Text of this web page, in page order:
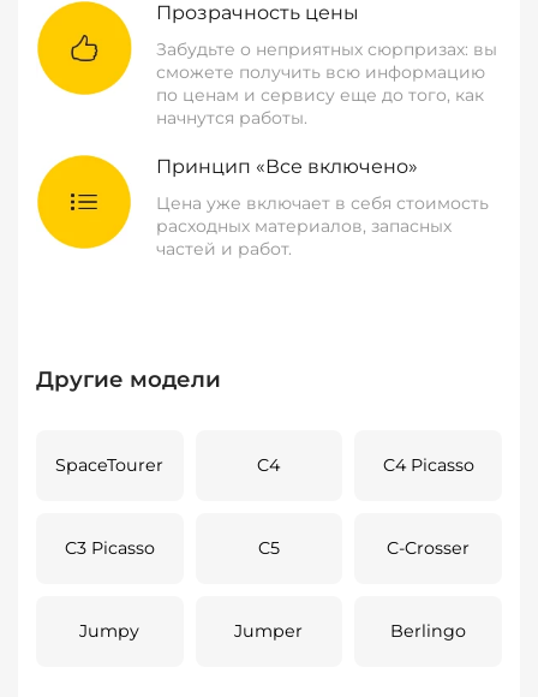
Прозрачность цены
Забудьте о неприятных сюрпризах: вы
сможете получить всю информацию
по ценам и сервису еще до того, как
начнутся работы.
Принцип «Все включено»
Цена уже включает в себя стоимость
расходных материалов, запасных
частей и работ.
Другие модели
SpaceTourer C4 C4 Picasso
C3 Picasso C5 C-Crosser
Jumpy Jumper Berlingo